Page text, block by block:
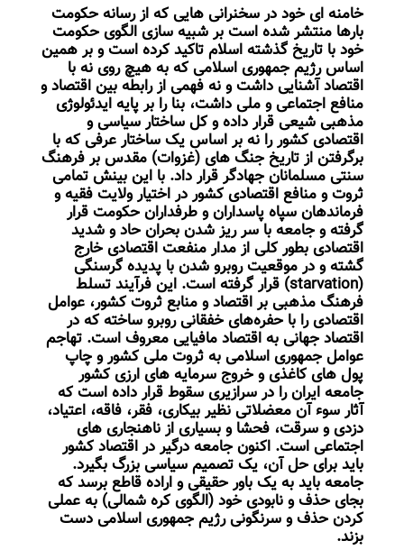
خامنه ای خود در سخنرانی هایی که از رسانه حکومت
بارها منتشر شده است بر شبیه سازی الگوی حکومت
خود با تاریخ گذشته اسلام تاکید کرده است و بر همین
اساس رژیم جمهوری اسلامی که به هیچ روی نه با
اقتصاد آشنایی داشت و نه فهمی از رابطه بین اقتصاد و
منافع اجتماعی و ملی داشت، بنا را بر پایه ایدئولوژی
مذهبی شیعی قرار داده و کل ساختار سیاسی و
اقتصادی کشور را نه بر اساس یک ساختار عرفی که با
برگرفتن از تاریخ جنگ های (غزوات) مقدس بر فرهنگ
سنتی مسلمانان جهادگر قرار داد. با این بینش تمامی
ثروت و منافع اقتصادی کشور در اختیار ولایت فقیه و
فرماندهان سپاه پاسداران و طرفداران حکومت قرار
گرفته و جامعه با سر ریز شدن بحران حاد و شدید
اقتصادی بطور کلی از مدار منفعت اقتصادی خارج
گشته و در موقعیت روبرو شدن با پدیده گرسنگی
(starvation) قرار گرفته است. این فرآیند تسلط
فرهنگ مذهبی بر اقتصاد و منابع ثروت کشور، عوامل
اقتصادی را با حفره‌های خفقانی روبرو ساخته که در
اقتصاد جهانی به اقتصاد مافیایی معروف است. تهاجم
عوامل جمهوری اسلامی به ثروت ملی کشور و چاپ
پول های کاغذی و خروج سرمایه های ارزی کشور
جامعه ایران را در سرازیری سقوط قرار داده است که
آثار سوء آن معضلاتی نظیر بیکاری، فقر، فاقه، اعتیاد،
دزدی و سرقت، فحشا و بسیاری از ناهنجاری های
اجتماعی است. اکنون جامعه درگیر در اقتصاد کشور
باید برای حل آن، یک تصمیم سیاسی بزرگ بگیرد.
جامعه باید به یک باور حقیقی و اراده قاطع برسد که
بجای حذف و نابودی خود (الگوی کره شمالی) به عملی
کردن حذف و سرنگونی رژیم جمهوری اسلامی دست
بزند.